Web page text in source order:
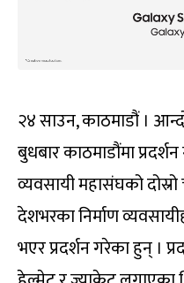
२४ साउन, काठमाडौं ।
बुधबार काठमाडौंमा
व्यवसायी महासंघको
देशभरका निर्माण
भएर प्रदर्शन गरेका हुन् ।